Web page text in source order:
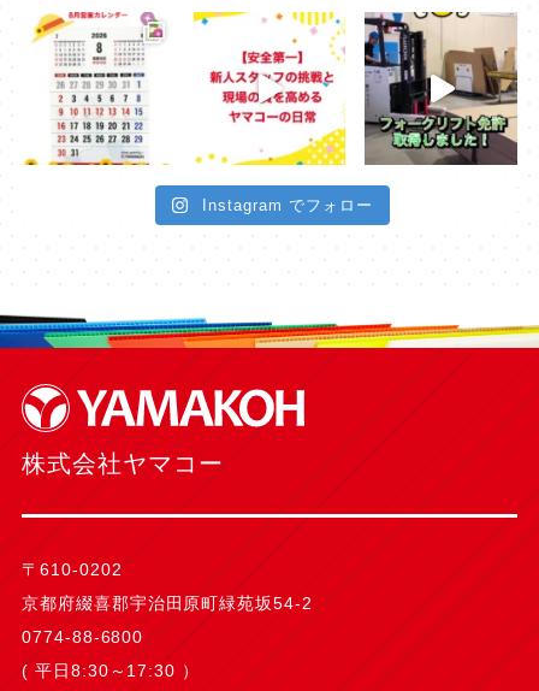
Instagram でフォロー
株式会社ヤマコー
〒610-0202
京都府綴喜郡宇治田原町緑苑坂54-2
0774-88-6800
( 平日8:30～17:30 ）